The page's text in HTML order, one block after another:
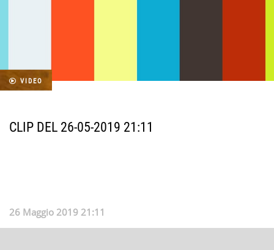
VIDEO
CLIP DEL 26-05-2019 21:11
26 Maggio 2019 21:11